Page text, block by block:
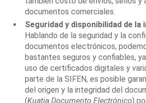
documentos comerciales.
Seguridad y disponibilidad de la
Hablando de la seguridad y la
documentos electrónicos,
bastantes seguros y confiables,
uso de certificados digitales y
parte de la SIFEN, es posible
del origen y la integridad del
(Kuatia Documento Electrónico)